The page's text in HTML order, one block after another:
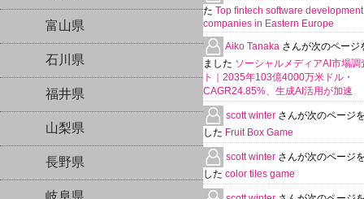
富山県
石川県
福井県
山梨県
長野県
岐阜県
た Top fintech software development
companies in Eastern Europe
Aiko Tanaka さんが次のページ
ました ソーシャルメディアAI市場調
ト｜2035年103億4000万米ドル・
CAGR24.85%、生成AI活用が加速
scott winter さんが次のページ
した Fruit Box Game
scott winter さんが次のページ
した color tiles game